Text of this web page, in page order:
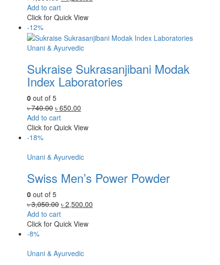
price
was:
Add to cart
Click for Quick View
-12%
Unani & Ayurvedic
Sukraise Sukrasanjibani Modak
Index Laboratories
0 out of 5
৳740.00 Original
price
was:
৳ 650.00
is:
Add to cart
Click for Quick View
-18%
Unani & Ayurvedic
Swiss Men’s Power Powder
0 out of 5
৳3,050.00 Original
price
was:
৳ 2,500.00
Add to cart
Click for Quick View
-8%
Unani & Ayurvedic